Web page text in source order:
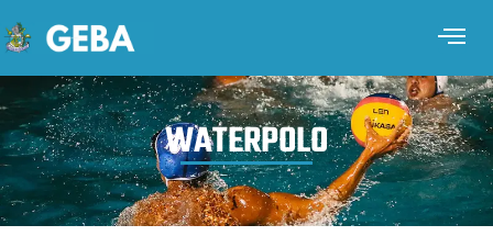
WATERPOLO